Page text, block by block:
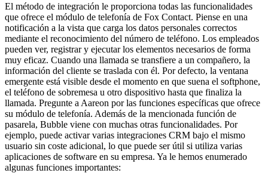
El método de integración le proporciona todas las funcionalidades
que ofrece el módulo de telefonía de Fox Contact. Piense en una
notificación a la vista que carga los datos personales correctos
mediante el reconocimiento del número de teléfono. Los empleados
pueden ver, registrar y ejecutar los elementos necesarios de forma
muy eficaz. Cuando una llamada se transfiere a un compañero, la
información del cliente se traslada con él. Por defecto, la ventana
emergente está visible desde el momento en que suena el softphone,
el teléfono de sobremesa u otro dispositivo hasta que finaliza la
llamada. Pregunte a Aareon por las funciones específicas que ofrece
su módulo de telefonía. Además de la mencionada función de
pasarela, Bubble viene con muchas otras funcionalidades. Por
ejemplo, puede activar varias integraciones CRM bajo el mismo
usuario sin coste adicional, lo que puede ser útil si utiliza varias
aplicaciones de software en su empresa. Ya le hemos enumerado
algunas funciones importantes: